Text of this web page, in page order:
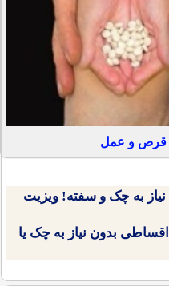
قرص و عمل
به چک و سفته! ویزیت
اقساطی بدون نیاز به چک یا